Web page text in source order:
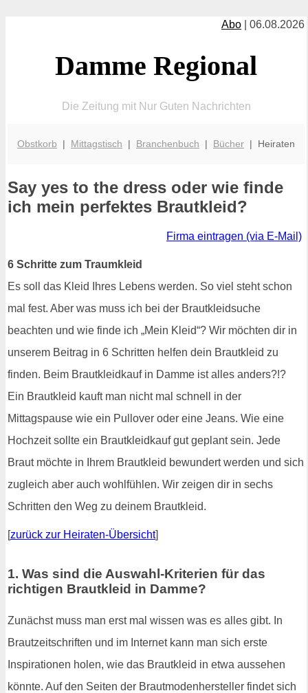
Abo | 06.08.2026
Damme Regional
Die Zeitung mit Nur Guten Nachrichten
Obstkorb | Mittagstisch | Branchenbuch | Bücher | Heiraten
Say yes to the dress oder wie finde
ich mein perfektes Brautkleid?
Firma eintragen (via E-Mail)
6 Schritte zum Traumkleid
Es soll das Kleid Ihres Lebens werden. So viel steht schon
mal fest. Aber was muss ich bei der Brautkleidsuche
beachten und wie finde ich „Mein Kleid“? Wir möchten dir in
unserem Beitrag in 6 Schritten helfen dein Brautkleid zu
finden. Beim Brautkleidkauf in Damme ist alles anders?!?
Ein Brautkleid kauft man nicht mal schnell in der
Mittagspause wie ein Pullover oder eine Jeans. Wie eine
Hochzeit sollte ein Brautkleidkauf gut geplant sein. Jede
Braut möchte in Ihrem Brautkleid bewundert werden und sich
zugleich aber auch wohlfühlen. Wir zeigen dir in sechs
Schritten den Weg zu deinem Brautkleid.
[zurück zur Heiraten-Übersicht]
1. Was sind die Auswahl-Kriterien für das
richtigen Brautkleid in Damme?
Zunächst muss man erst mal wissen was es alles gibt. In
Brautzeitschriften und im Internet kann man sich erste
Inspirationen holen, wie das Brautkleid in etwa aussehen
könnte. Auf den Seiten der Brautmodenhersteller findet sich